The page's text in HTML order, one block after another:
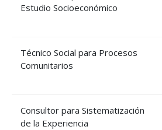
Estudio Socioeconómico
Técnico Social para Procesos
Comunitarios
Consultor para Sistematización
de la Experiencia